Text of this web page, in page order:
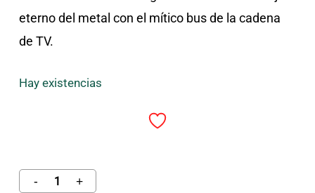
eterno del metal con el mítico bus de la cadena
de TV.
Hay existencias